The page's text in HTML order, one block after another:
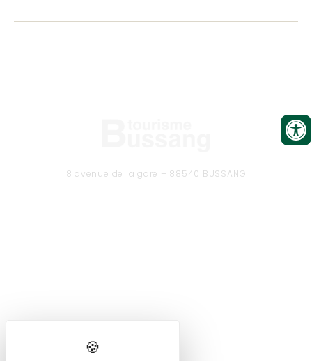
8 avenue de la gare – 88540 BUSSANG